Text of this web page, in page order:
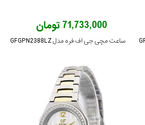
71,733,000 تومان
ساعت مچی جی اف فره مدل GFGPN2388LZ